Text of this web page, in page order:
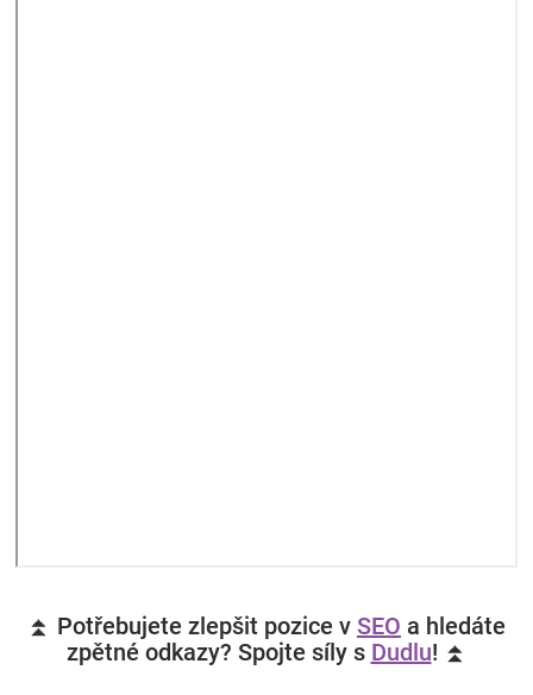
⏫ Potřebujete zlepšit pozice v SEO a hledáte
zpětné odkazy? Spojte síly s Dudlu! ⏫